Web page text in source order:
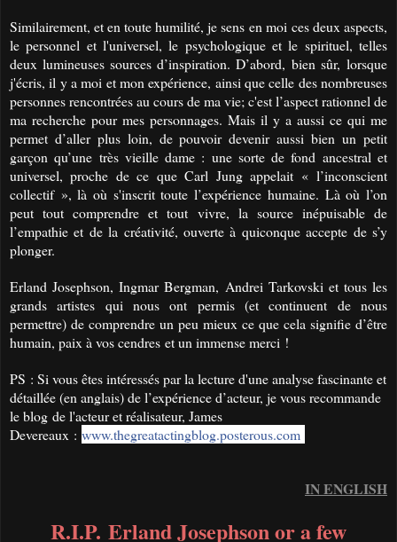
Similairement, et en toute humilité, je sens en moi ces deux aspects,
le personnel et l'universel, le psychologique et le spirituel, telles
deux lumineuses sources d’inspiration. D’abord, bien sûr, lorsque
j'écris, il y a moi et mon expérience, ainsi que celle des nombreuses
personnes rencontrées au cours de ma vie; c'est l’aspect rationnel de
ma recherche pour mes personnages. Mais il y a aussi ce qui me
permet d’aller plus loin, de pouvoir devenir aussi bien un petit
garçon qu’une très vieille dame : une sorte de fond ancestral et
universel, proche de ce que Carl Jung appelait « l’inconscient
collectif », là où s'inscrit toute l’expérience humaine. Là où l’on
peut tout comprendre et tout vivre, la source inépuisable de
l’empathie et de la créativité, ouverte à quiconque accepte de s’y
plonger.
Erland Josephson, Ingmar Bergman, Andrei Tarkovski et tous les
grands artistes qui nous ont permis (et continuent de nous
permettre) de comprendre un peu mieux ce que cela signifie d’être
humain, paix à vos cendres et un immense merci !
PS : Si vous êtes intéressés par la lecture d'une analyse fascinante et
détaillée (en anglais) de l’expérience d’acteur, je vous recommande
le blog de l'acteur et réalisateur, James
Devereaux : www.thegreatactingblog.posterous.com
IN ENGLISH
R.I.P. Erland Josephson or a few